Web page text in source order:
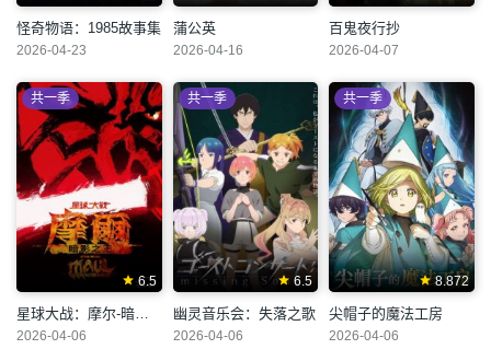
怪奇物语：1985故事集
2026-04-23
蒲公英
2026-04-16
百鬼夜行抄
2026-04-07
6.5
共一季
星球大战：摩尔-暗影之王
2026-04-06
6.5
共一季
幽灵音乐会：失落之歌
2026-04-06
8.872
共一季
尖帽子的魔法工房
2026-04-06